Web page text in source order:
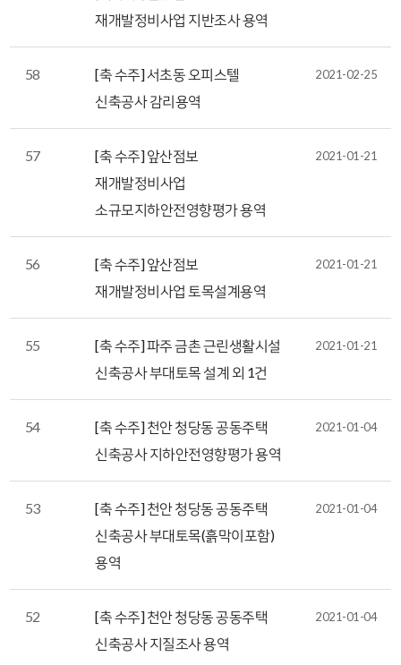
재개발정비사업 지반조사 용역
58
[축 수주] 서초동 오피스텔
신축공사 감리용역
2021-02-25
57
[축 수주] 앞산점보
재개발정비사업
소규모지하안전영향평가 용역
2021-01-21
56
[축 수주] 앞산점보
재개발정비사업 토목설계용역
2021-01-21
55
[축 수주] 파주 금촌 근린생활시설
신축공사 부대토목 설계 외 1건
2021-01-21
54
[축 수주] 천안 청당동 공동주택
신축공사 지하안전영향평가 용역
2021-01-04
53
[축 수주] 천안 청당동 공동주택
신축공사 부대토목(흙막이포함)
용역
2021-01-04
52
[축 수주] 천안 청당동 공동주택
신축공사 지질조사 용역
2021-01-04